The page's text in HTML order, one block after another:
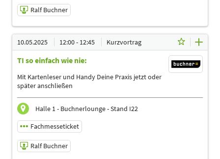
Ralf Buchner
10.05.2025 | 11:00 - 11:45
Ralf Buchner
Referent
Sprache
Deutsch
Themen
Ergotherapeuten | Heilpraktiker | Logopäden,
Podologen
10.05.2025 12:00 - 12:45 Kurzvortrag
TI so einfach wie nie:
Mit Kartenleser und Handy Deine Praxis jetzt oder
später anschließen
Halle 1 - Buchnerlounge - Stand I22
Fachmesseticket
Ralf Buchner